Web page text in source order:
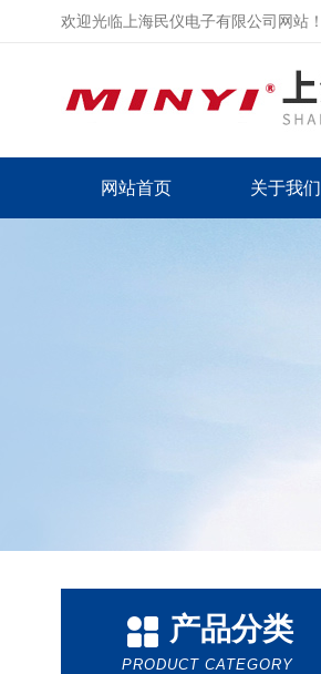
欢迎光临上海民仪电子有限公司网站！
网站首页 关于我们
产品分类
PRODUCT CATEGORY